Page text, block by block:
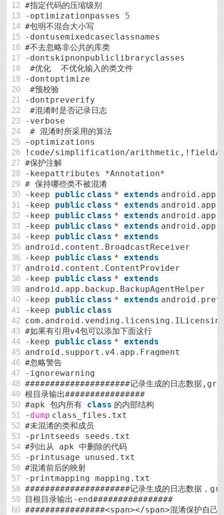
12
13
14
15
16
17
18
19
20
21
22
23
24
25
26
27
28
29
30
31
32
33
34
35
36
37
38
39
40
41
42
43
44
45
46
47
48
49
50
51
52
53
54
55
56
57
58
59
60
#指定代码的压缩级别
-optimizationpasses 5
#包明不混合大小写
-dontusemixedcaseclassnames
#不去忽略非公共的库类
-dontskipnonpubliclibraryclasses
#优化 不优化输入的类文件
-dontoptimize
#预校验
-dontpreverify
#混淆时是否记录日志
-verbose
# 混淆时所采用的算法
-optimizations
!code/simplification/
#保护注解
-keepattributes *Annotation*
# 保持哪些类不被混淆
-keep public class *extends
-keep public class *extends
-keep public class *extends
-keep public class *extends
-keep public class *extends
android.content.BroadcastReceiver
-keep public class *extends
android.content.ContentProvider
-keep public class *extends
android.app.backup.BackupAgentHelper
-keep public class *extends
-keep public class
#如果有引用v4包可以添加下面这行
-keep public class *extends
android.support.v4.app.Fragment
#忽略警告
-ignorewarning
#####################记录生成的日志数据
根目录输出################
#apk 包内所有 class 的内部结构
- dump class_files.txt
#未混淆的类和成员
-printseeds seeds.txt
#列出从 apk 中删除的代码
-printusage unused.txt
#混淆前后的映射
-printmapping mapping.txt
#####################记录生成的日志数据
目根目录输出-end################
################<span></span>混淆保护自己